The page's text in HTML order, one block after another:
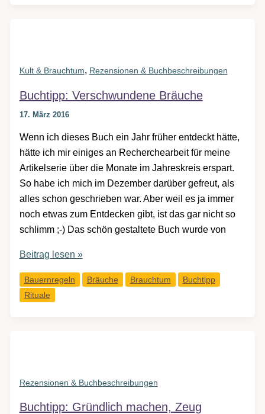
Kult & Brauchtum, Rezensionen & Buchbeschreibungen
Buchtipp: Verschwundene Bräuche
17. März 2016
Wenn ich dieses Buch ein Jahr früher entdeckt hätte,
hätte ich mir einiges an Recherchearbeit für meine
Artikelserie über die Monate im Jahreskreis erspart.
So habe ich mich im Dezember darüber gefreut, als
alles schon geschrieben war. Aber weil es ja immer
noch etwas zum Entdecken gibt, ist das gar nicht so
schlimm ;-) Das schön gestaltete Buch wurde von
Buchtipp:
Bräuche
Beitrag lesen »
Bauernregeln Bräuche Brauchtum
Buchtipp
Rituale
Rezensionen & Buchbeschreibungen
Buchtipp: Gründlich machen, Zeug